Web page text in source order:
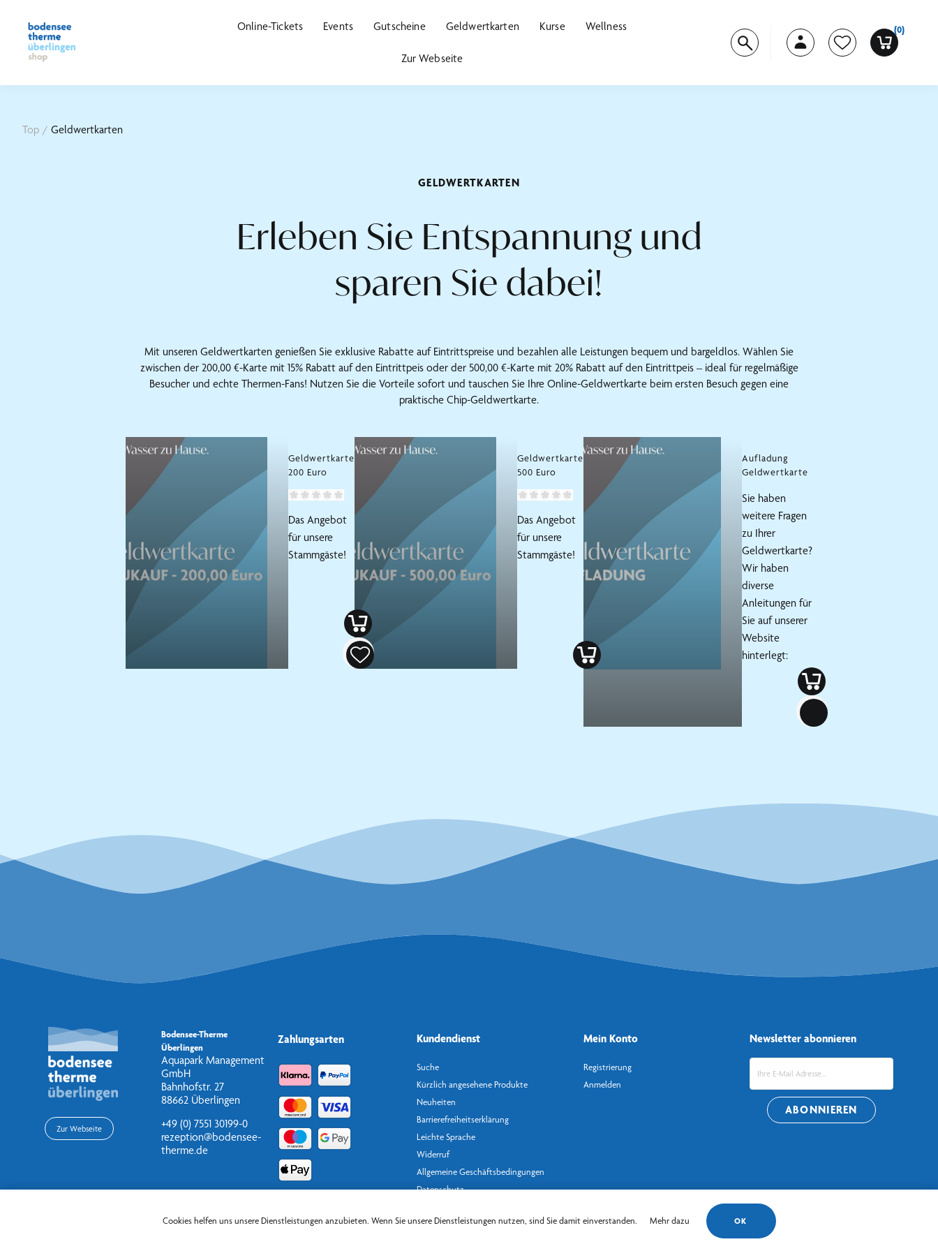
Online-Tickets Events Gutscheine Geldwertkarten Kurse Wellness
Zur Webseite
(0)
Top / Geldwertkarten
GELDWERTKARTEN
Erleben Sie Entspannung und
sparen Sie dabei!
Mit unseren Geldwertkarten genießen Sie exklusive Rabatte auf Eintrittspreise und bezahlen alle Leistungen bequem und bargeldlos. Wählen Sie
zwischen der 200,00 €-Karte mit 15% Rabatt auf den Eintrittpeis oder der 500,00 €-Karte mit 20% Rabatt auf den Eintrittpeis – ideal für regelmäßige
Besucher und echte Thermen-Fans! Nutzen Sie die Vorteile sofort und tauschen Sie Ihre Online-Geldwertkarte beim ersten Besuch gegen eine
praktische Chip-Geldwertkarte.
Geldwertkarte
200 Euro
Das Angebot
für unsere
Stammgäste!
Geldwertkarte
500 Euro
Das Angebot
für unsere
Stammgäste!
Aufladung
Geldwertkarte
Sie haben
weitere Fragen
zu Ihrer
Geldwertkarte?
Wir haben
diverse
Anleitungen für
Sie auf unserer
Website
hinterlegt:
Zur Webseite
Bodensee-Therme
Überlingen
Aquapark Management
GmbH
Bahnhofstr. 27
88662 Überlingen
+49 (0) 7551 30199-0
rezeption@bodensee-
therme.de
Zahlungsarten Kundendienst
Suche
Kürzlich angesehene Produkte
Neuheiten
Barrierefreiheitserklärung
Leichte Sprache
Widerruf
Allgemeine Geschäftsbedingungen
Datenschutz
Mein Konto
Registrierung
Anmelden
Newsletter abonnieren
Cookies helfen uns unsere Dienstleistungen anzubieten. Wenn Sie unsere Dienstleistungen nutzen, sind Sie damit einverstanden. Mehr dazu OK